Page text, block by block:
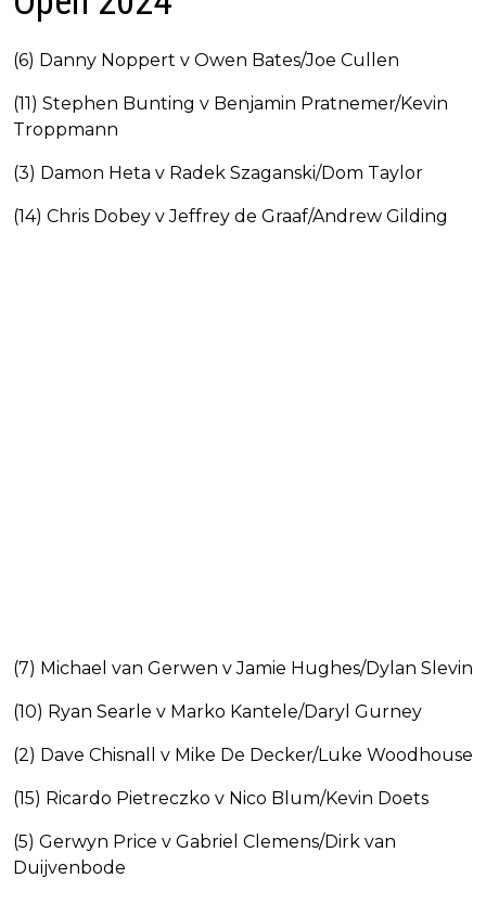
(6) Danny Noppert v Owen Bates/Joe Cullen
(11) Stephen Bunting v Benjamin Pratnemer/Kevin
Troppmann
(3) Damon Heta v Radek Szaganski/Dom Taylor
(14) Chris Dobey v Jeffrey de Graaf/Andrew Gilding
(7) Michael van Gerwen v Jamie Hughes/Dylan Slevin
(10) Ryan Searle v Marko Kantele/Daryl Gurney
(2) Dave Chisnall v Mike De Decker/Luke Woodhouse
(15) Ricardo Pietreczko v Nico Blum/Kevin Doets
(5) Gerwyn Price v Gabriel Clemens/Dirk van
Duijvenbode